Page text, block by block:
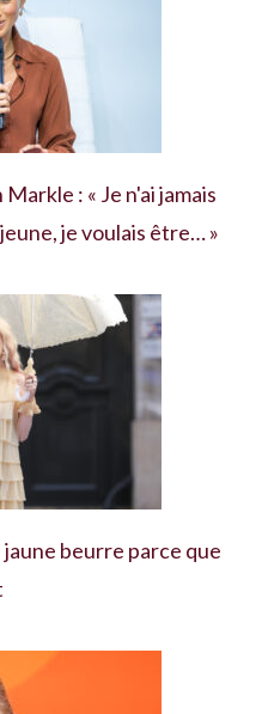
: « Je n'ai jamais
je voulais être… »
beurre parce que